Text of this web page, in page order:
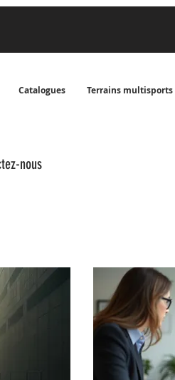
Catalogues Terrains multisports
nous